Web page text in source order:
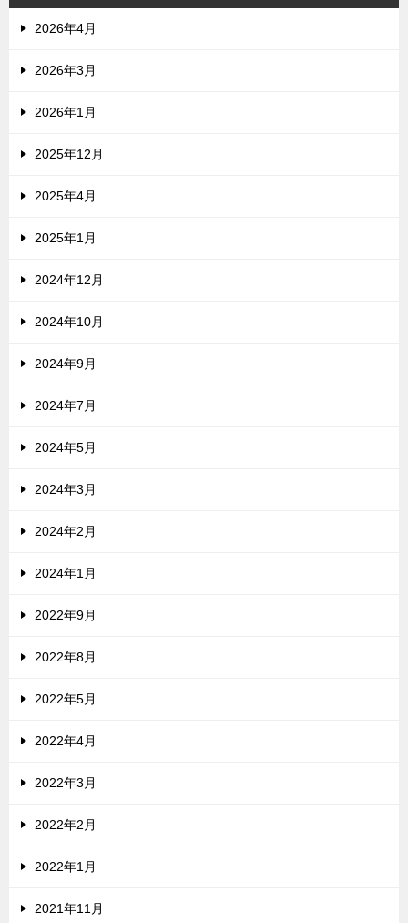
2026年4月
2026年3月
2026年1月
2025年12月
2025年4月
2025年1月
2024年12月
2024年10月
2024年9月
2024年7月
2024年5月
2024年3月
2024年2月
2024年1月
2022年9月
2022年8月
2022年5月
2022年4月
2022年3月
2022年2月
2022年1月
2021年11月